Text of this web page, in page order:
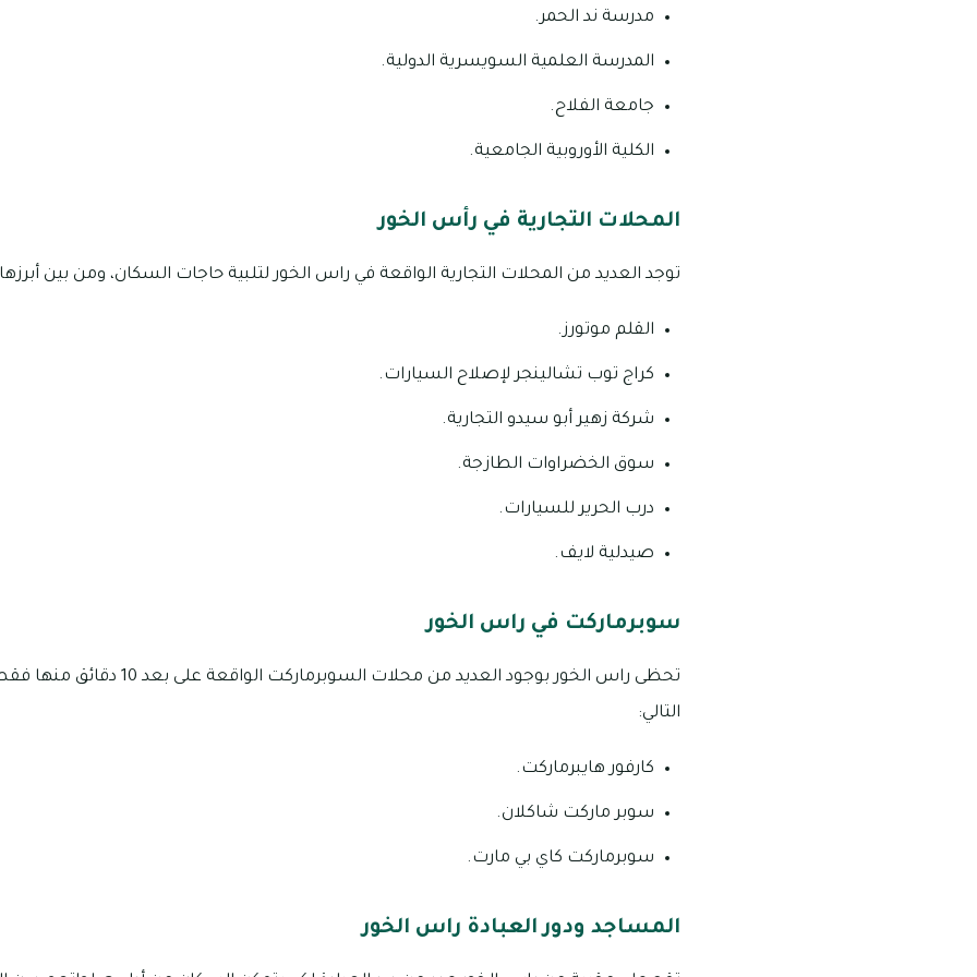
مدرسة ند الحمر.
المدرسة العلمية السويسرية الدولية.
جامعة الفلاح.
الكلية الأوروبية الجامعية.
المحلات التجارية في رأس الخور
توجد العديد من المحلات التجارية الواقعة في راس الخور لتلبية حاجات السكان، ومن بين
القلم موتورز.
كراج توب تشالينجر لإصلاح السيارات.
شركة زهير أبو سيدو التجارية.
سوق الخضراوات الطازجة.
درب الحرير للسيارات.
صيدلية لايف.
سوبرماركت في راس الخور
تحظى راس الخور بوجود العديد من محلات
التالي:
كارفور هايبرماركت.
سوبر ماركت شاكلان.
سوبرماركت كاي بي مارت.
المساجد ودور العبادة راس الخور